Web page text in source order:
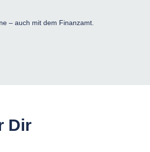
– auch mit dem Finanzamt.
Dir